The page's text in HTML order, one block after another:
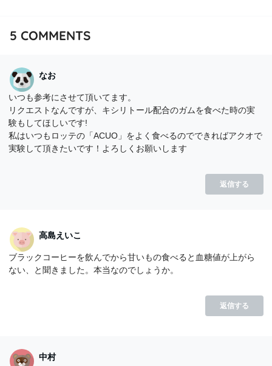
5 COMMENTS
なお
いつも参考にさせて頂いてます。
リクエストなんですが、キシリトール配合のガムを食べた時の実
験もしてほしいです!
私はいつもロッテの「ACUO」をよく食べるのでできればアクオで
実験して頂きたいです！よろしくお願いします
返信する
高島えいこ
ブラックコーヒーを飲んでから甘いもの食べると血糖値が上がら
ない、と聞きました。本当なのでしょうか。
返信する
中村